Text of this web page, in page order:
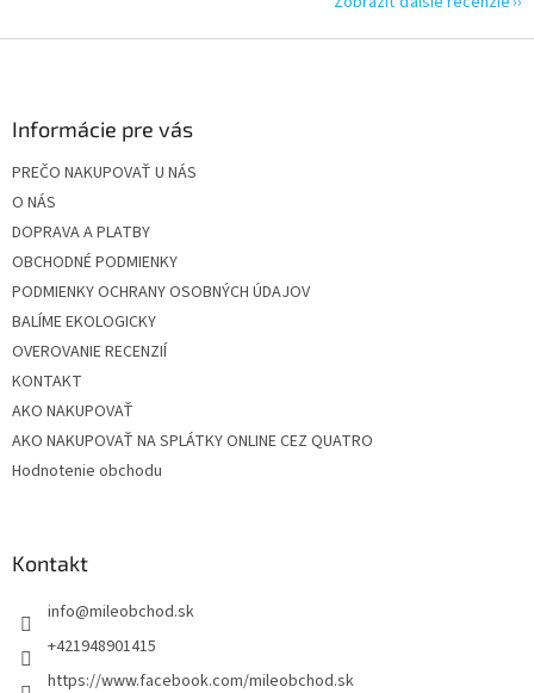
Informácie pre vás
PREČO NAKUPOVAŤ U NÁS
O NÁS
DOPRAVA A PLATBY
OBCHODNÉ PODMIENKY
PODMIENKY OCHRANY OSOBNÝCH ÚDAJOV
BALÍME EKOLOGICKY
OVEROVANIE RECENZIÍ
KONTAKT
AKO NAKUPOVAŤ
AKO NAKUPOVAŤ NA SPLÁTKY ONLINE CEZ QUATRO
Hodnotenie obchodu
Kontakt
info@mileobchod.sk
+421948901415
https://www.facebook.com/mileobchod.sk